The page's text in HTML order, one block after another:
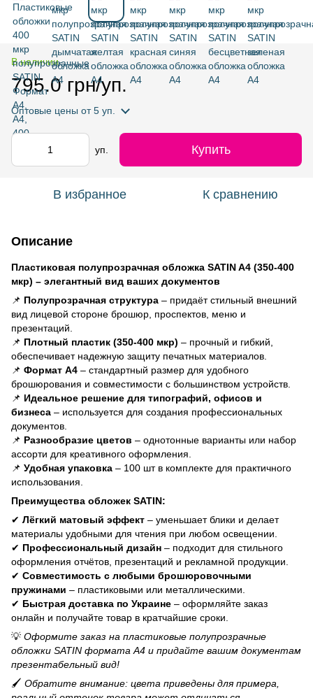
В наличии
795.0 грн/уп.
Оптовые цены от 5 уп.
уп. Купить
В избранное К сравнению
Описание
Пластиковая полупрозрачная обложка SATIN A4 (350-400
мкр) – элегантный вид ваших документов
📌 Полупрозрачная структура – придаёт стильный внешний
вид лицевой стороне брошюр, проспектов, меню и
презентаций.
📌 Плотный пластик (350-400 мкр) – прочный и гибкий,
обеспечивает надежную защиту печатных материалов.
📌 Формат A4 – стандартный размер для удобного
брошюрования и совместимости с большинством устройств.
📌 Идеальное решение для типографий, офисов и
бизнеса – используется для создания профессиональных
документов.
📌 Разнообразие цветов – однотонные варианты или набор
ассорти для креативного оформления.
📌 Удобная упаковка – 100 шт в комплекте для практичного
использования.
Преимущества обложек SATIN:
✔ Лёгкий матовый эффект – уменьшает блики и делает
материалы удобными для чтения при любом освещении.
✔ Профессиональный дизайн – подходит для стильного
оформления отчётов, презентаций и рекламной продукции.
✔ Совместимость с любыми брошюровочными
пружинами – пластиковыми или металлическими.
✔ Быстрая доставка по Украине – оформляйте заказ
онлайн и получайте товар в кратчайшие сроки.
💡 Оформите заказ на пластиковые полупрозрачные
обложки SATIN формата A4 и придайте вашим документам
презентабельный вид!
🖌 Обратите внимание: цвета приведены для примера,